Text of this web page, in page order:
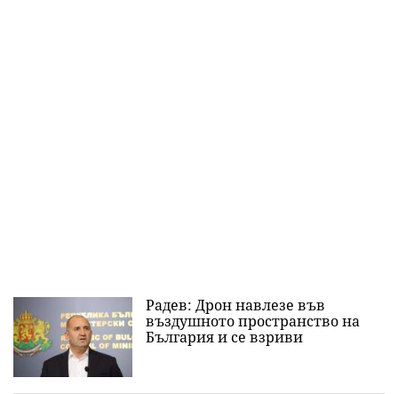
Радев: Дрон навлезе във
въздушното пространство на
България и се взриви